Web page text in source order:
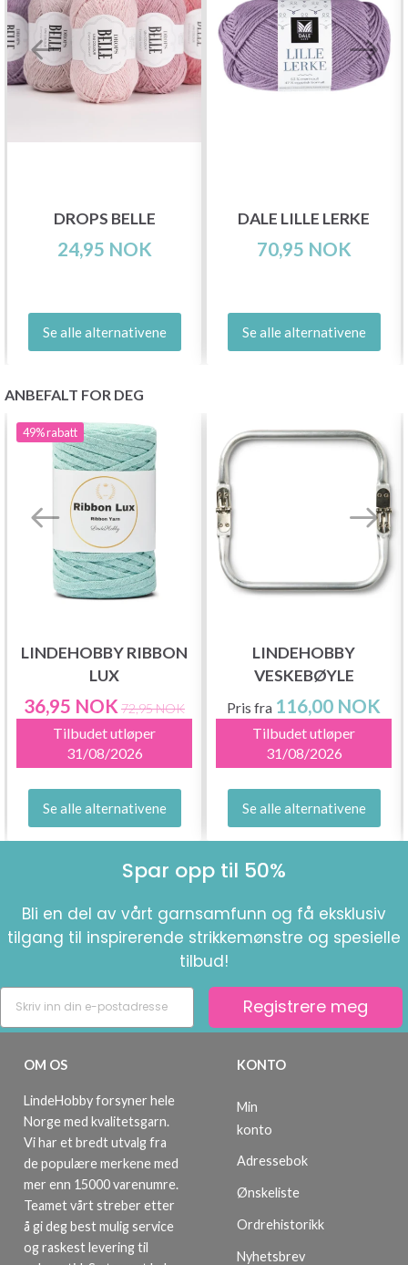
DROPS BELLE
24,95 NOK
Se alle alternativene
DALE LILLE LERKE
70,95 NOK
Se alle alternativene
ANBEFALT FOR DEG
49%rabatt
LINDEHOBBY RIBBON
LUX
36,95 NOK 72,95 NOK
Tilbudet utløper
31/08/2026
Se alle alternativene
LINDEHOBBY
VESKEBØYLE
Pris fra 116,00 NOK
Tilbudet utløper
31/08/2026
Se alle alternativene
Spar opp til 50%
Bli en del av vårt garnsamfunn og få eksklusiv
tilgang til inspirerende strikkemønstre og spesielle
tilbud!
Registrere meg
OM OS
LindeHobby forsyner hele
Norge med kvalitetsgarn.
Vi har et bredt utvalg fra
de populære merkene med
mer enn 15000 varenumre.
Teamet vårt streber etter
å gi deg best mulig service
og raskest levering til
KONTO
Min
konto
Adressebok
Ønskeliste
Ordrehistorikk
Nyhetsbrev